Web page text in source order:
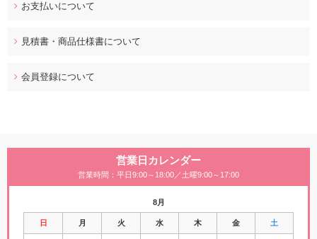
お支払いについて
見積書・商品仕様書について
会員登録について
営業日カレンダー
営業時間：平日9:00～18:00／土曜9:00～17:00
8月
日 月 火 水 木 金 土